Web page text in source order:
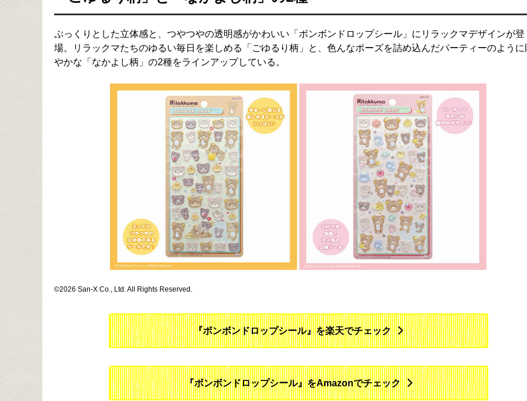
ぷっくりとした立体感と、つやつやの透明感がかわいい「ボンボンドロップシール」にリラックマデザインが登
場。リラックマたちのゆるい毎日を楽しめる「ごゆるり柄」と、色んなポーズを詰め込んだパーティーのように
やかな「なかよし柄」の2種をラインアップしている。
©2026 San-X Co., Ltd. All Rights Reserved.
『ボンボンドロップシール』を楽天でチェック
『ボンボンドロップシール』をAmazonでチェック